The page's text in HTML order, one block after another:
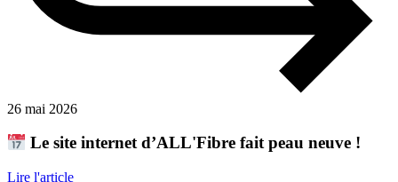
26 mai 2026
Le site internet d’ALL'Fibre fait peau neuve !
Lire l'article